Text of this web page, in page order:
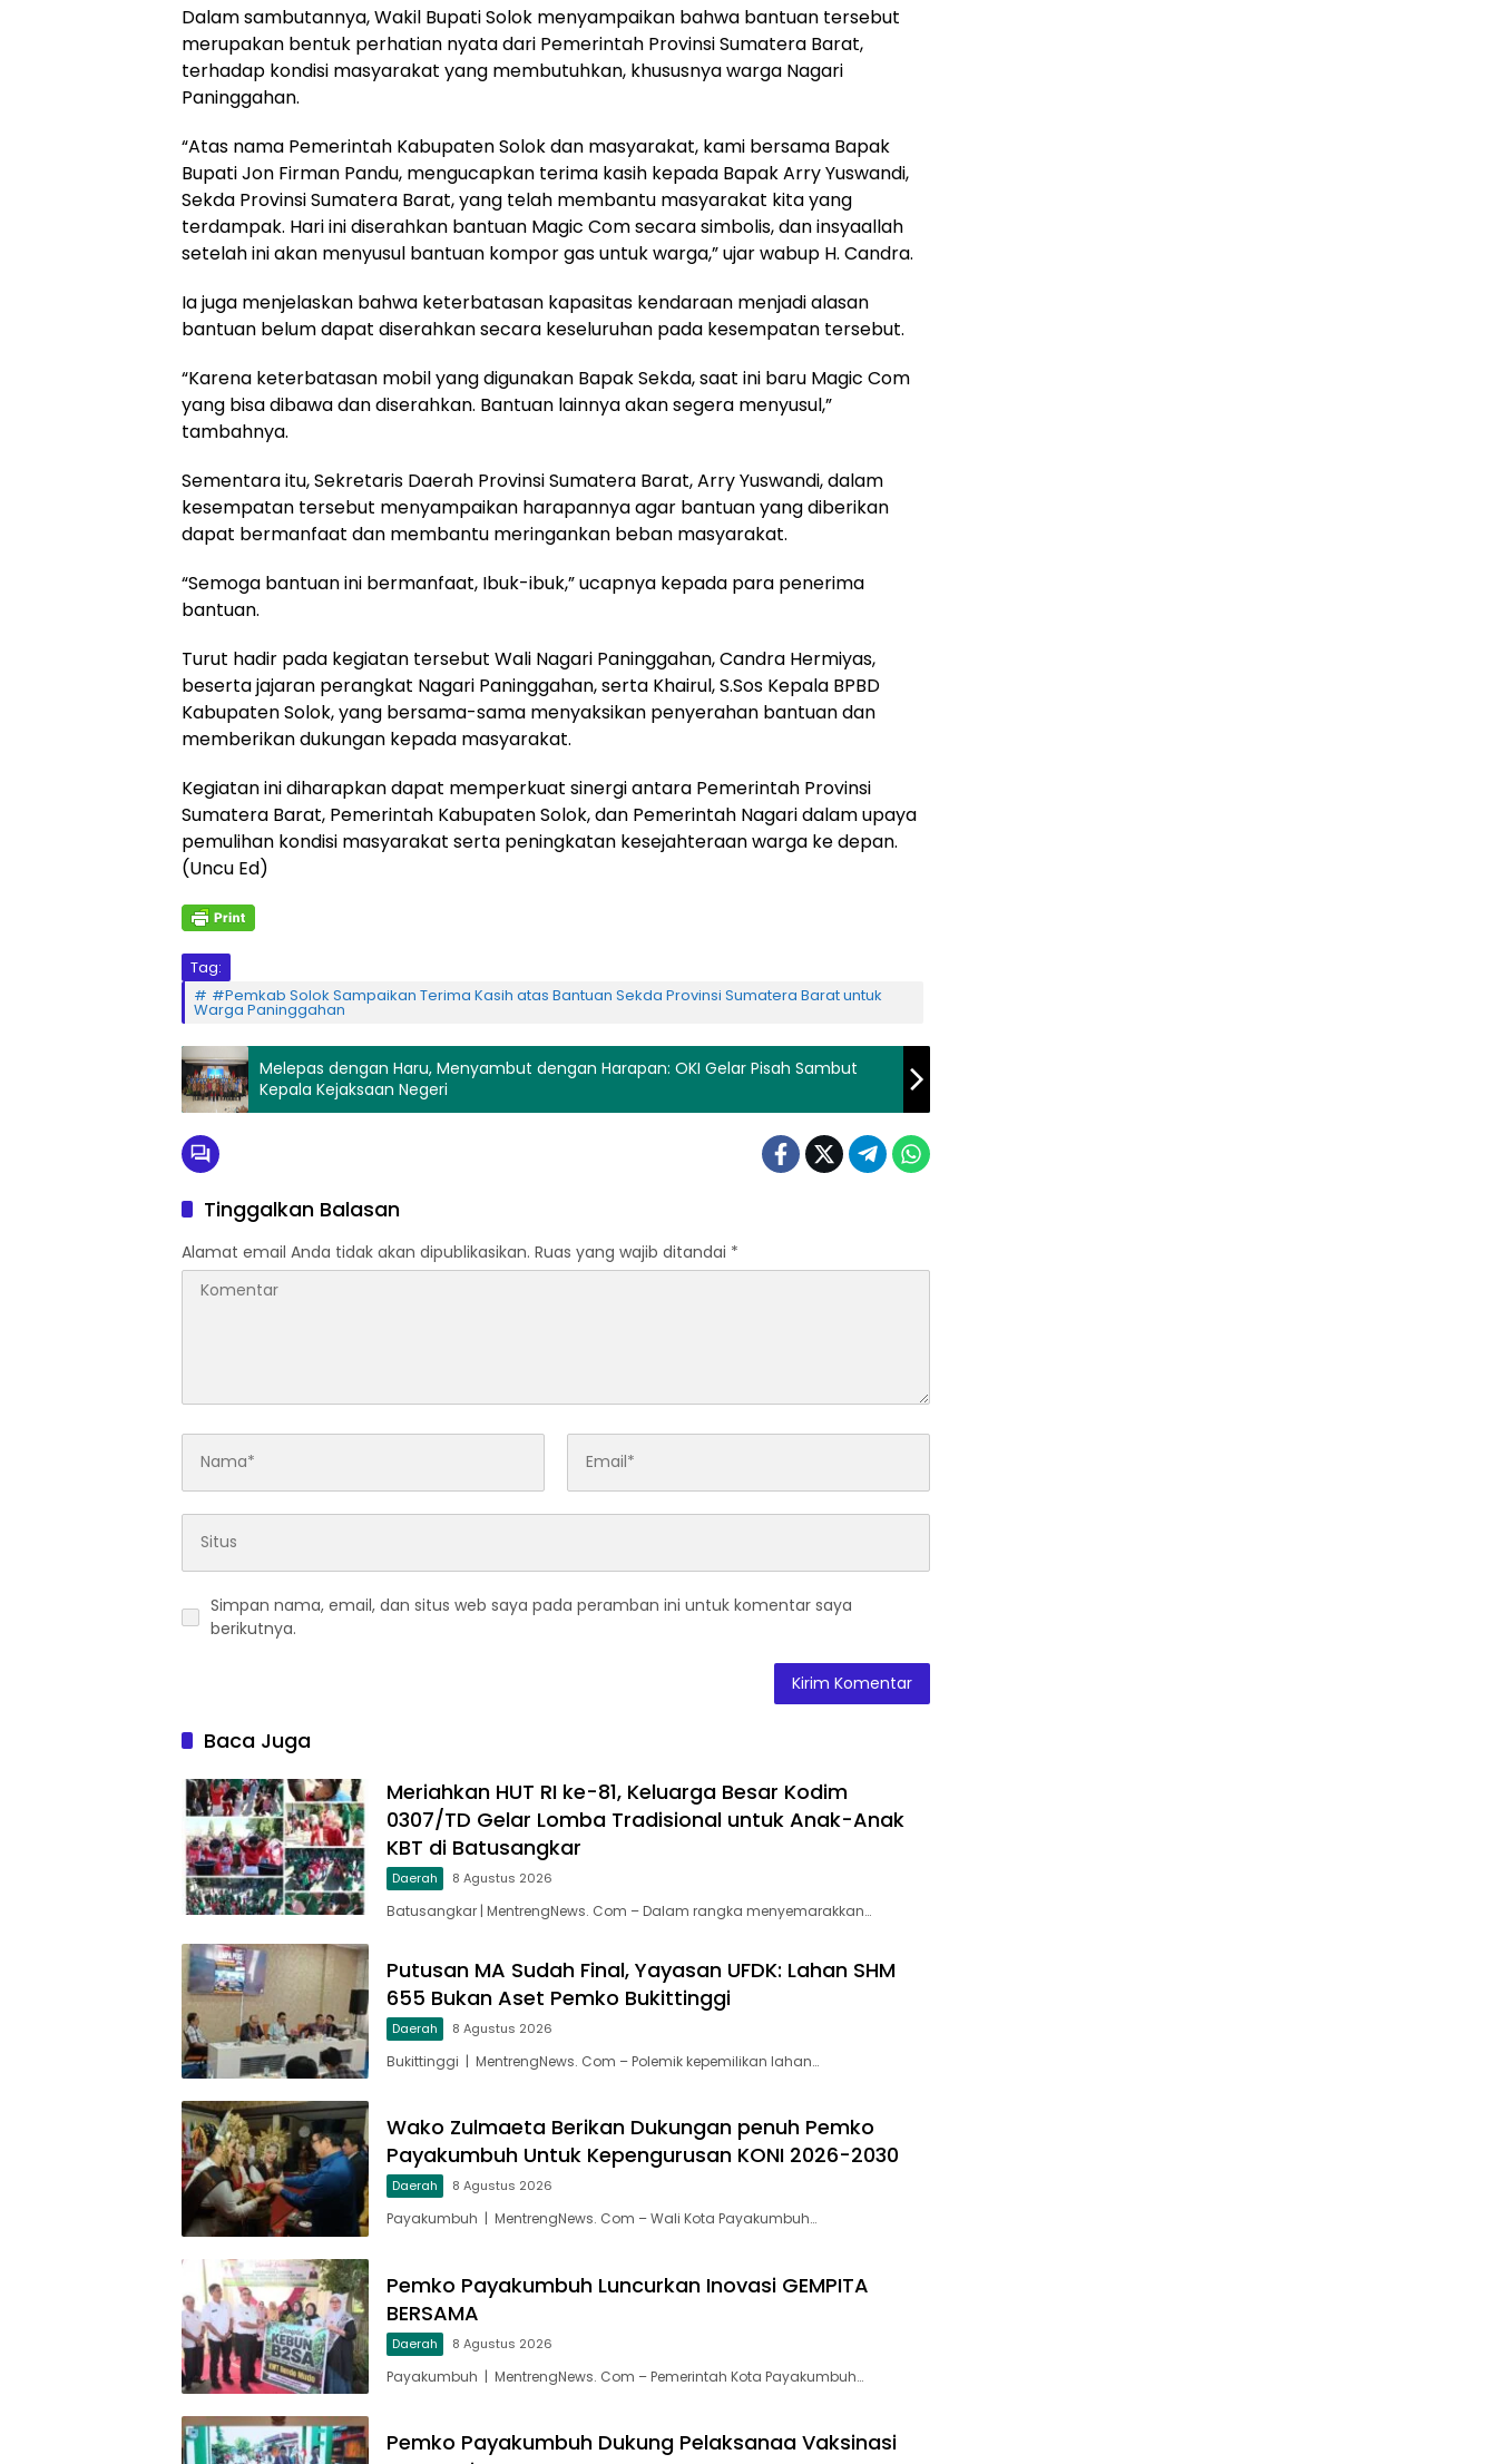
Dalam sambutannya, Wakil Bupati Solok menyampaikan bahwa bantuan tersebut
merupakan bentuk perhatian nyata dari Pemerintah Provinsi Sumatera Barat,
terhadap kondisi masyarakat yang membutuhkan, khususnya warga Nagari
Paninggahan.
“Atas nama Pemerintah Kabupaten Solok dan masyarakat, kami bersama Bapak
Bupati Jon Firman Pandu, mengucapkan terima kasih kepada Bapak Arry Yuswandi,
Sekda Provinsi Sumatera Barat, yang telah membantu masyarakat kita yang
terdampak. Hari ini diserahkan bantuan Magic Com secara simbolis, dan insyaallah
setelah ini akan menyusul bantuan kompor gas untuk warga,” ujar wabup H. Candra.
Ia juga menjelaskan bahwa keterbatasan kapasitas kendaraan menjadi alasan
bantuan belum dapat diserahkan secara keseluruhan pada kesempatan tersebut.
“Karena keterbatasan mobil yang digunakan Bapak Sekda, saat ini baru Magic Com
yang bisa dibawa dan diserahkan. Bantuan lainnya akan segera menyusul,”
tambahnya.
Sementara itu, Sekretaris Daerah Provinsi Sumatera Barat, Arry Yuswandi, dalam
kesempatan tersebut menyampaikan harapannya agar bantuan yang diberikan
dapat bermanfaat dan membantu meringankan beban masyarakat.
“Semoga bantuan ini bermanfaat, Ibuk-ibuk,” ucapnya kepada para penerima
bantuan.
Turut hadir pada kegiatan tersebut Wali Nagari Paninggahan, Candra Hermiyas,
beserta jajaran perangkat Nagari Paninggahan, serta Khairul, S.Sos Kepala BPBD
Kabupaten Solok, yang bersama-sama menyaksikan penyerahan bantuan dan
memberikan dukungan kepada masyarakat.
Kegiatan ini diharapkan dapat memperkuat sinergi antara Pemerintah Provinsi
Sumatera Barat, Pemerintah Kabupaten Solok, dan Pemerintah Nagari dalam upaya
pemulihan kondisi masyarakat serta peningkatan kesejahteraan warga ke depan.
(Uncu Ed)
Tag:
#Pemkab Solok Sampaikan Terima Kasih atas Bantuan Sekda Provinsi Sumatera Barat untuk
Warga Paninggahan
Melepas dengan Haru, Menyambut dengan Harapan: OKI Gelar Pisah Sambut
Kepala Kejaksaan Negeri
Tinggalkan Balasan
Alamat email Anda tidak akan dipublikasikan. Ruas yang wajib ditandai *
Simpan nama, email, dan situs web saya pada peramban ini untuk komentar saya
berikutnya.
Baca Juga
Meriahkan HUT RI ke-81, Keluarga Besar Kodim
0307/TD Gelar Lomba Tradisional untuk Anak-Anak
KBT di Batusangkar
Daerah 8 Agustus 2026
Batusangkar | MentrengNews. Com – Dalam rangka menyemarakkan…
Putusan MA Sudah Final, Yayasan UFDK: Lahan SHM
655 Bukan Aset Pemko Bukittinggi
Daerah 8 Agustus 2026
Bukittinggi | MentrengNews. Com – Polemik kepemilikan lahan…
Wako Zulmaeta Berikan Dukungan penuh Pemko
Payakumbuh Untuk Kepengurusan KONI 2026-2030
Daerah 8 Agustus 2026
Payakumbuh | MentrengNews. Com – Wali Kota Payakumbuh…
Pemko Payakumbuh Luncurkan Inovasi GEMPITA
BERSAMA
Daerah 8 Agustus 2026
Payakumbuh | MentrengNews. Com – Pemerintah Kota Payakumbuh…
Pemko Payakumbuh Dukung Pelaksanaa Vaksinasi